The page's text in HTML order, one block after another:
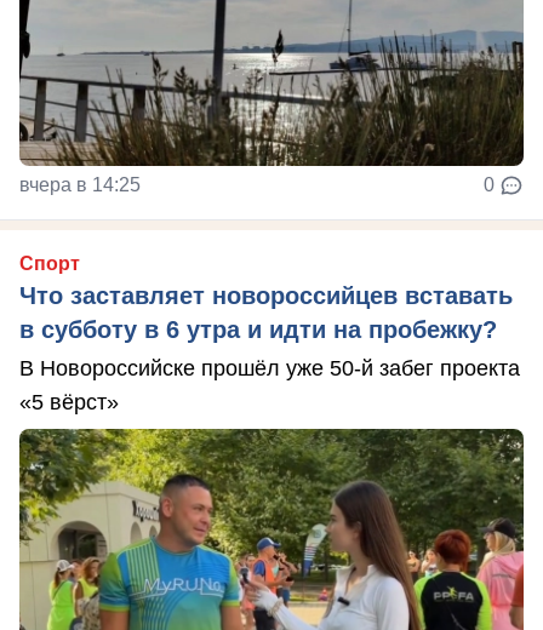
вчера в 14:25 0
Спорт
Что заставляет новороссийцев вставать
в субботу в 6 утра и идти на пробежку?
В Новороссийске прошёл уже 50-й забег проекта
«5 вёрст»